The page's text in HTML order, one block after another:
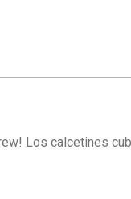
Los calcetines